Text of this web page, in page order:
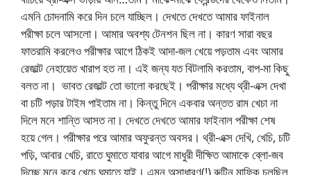
এমনি চোদনামি করে দিন চলে যাচ্ছিল। দেখতে দেখতে আমার ফাইনাল
পরীক্ষা চলে আসলো। আমার অবশ্য টেনশন ছিল না। কারণ সারা বছর
ফাতরামি করলেও পরীক্ষার আগে ঠিকই আদা-জল খেয়ে পড়তাম এবং আমার
রেজাল্ট নেহায়েত খারাপ হত না। এই জন্য যত বিটলামি করতাম, বাপ-মা কিছু
বলত না। ভাবত রেজাল্ট তো ভালো করছেই। পরীক্ষার মধ্যে থ্রী-এক্স দেখা
বা চটি পড়ার টাইম পাইতাম না। কিন্তু দিনে একবার অন্তত রাম খেচা না
দিলে মনে শান্তি আসত না। দেখতে দেখতে আমার ফাইনাল পরীক্ষা শেষ
হয়ে গেল। পরীক্ষার পরে আমার অফুরন্ত অবসর। থ্রী-এক্স দেখি, খেচি, চটি
পড়ি, আবার খেচি, রাতে ঘুমাতে যাবার আগে মাধুরী দীক্ষিত আমাকে ব্লো-জব
দিচ্ছে মনে করে খেচে ঘুমাতে যাই। এমন অসাধারণ(!) রুটিন মাফিক চলছিল